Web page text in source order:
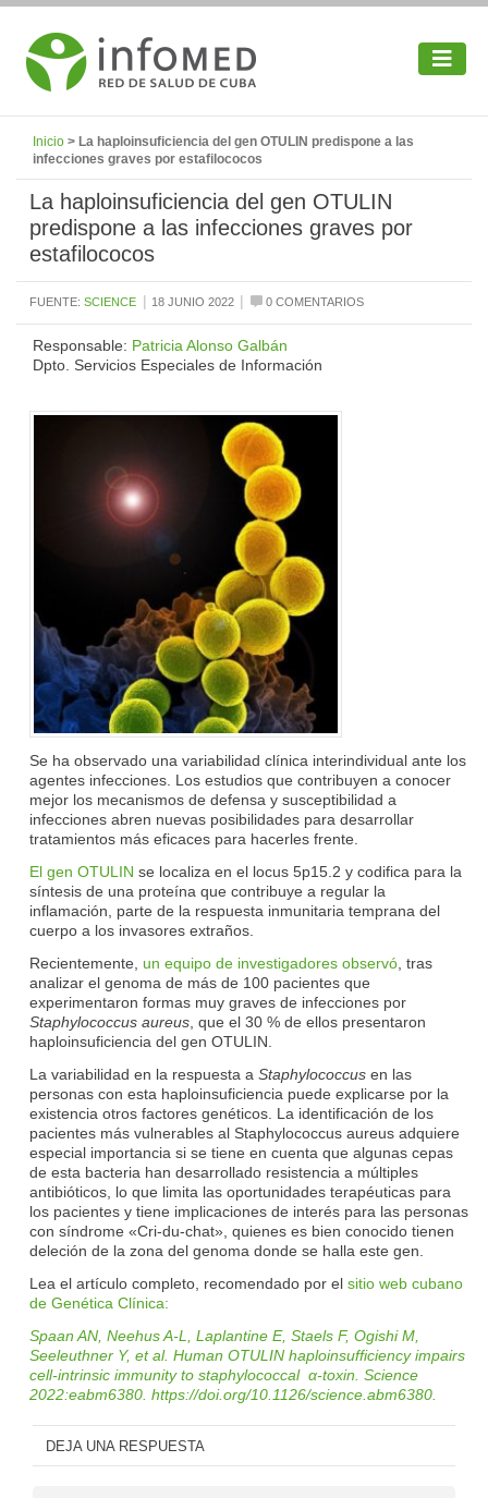
Inicio > La haploinsuficiencia del gen OTULIN predispone a las
infecciones graves por estafilococos
La haploinsuficiencia del gen OTULIN
predispone a las infecciones graves por
estafilococos
FUENTE: SCIENCE | 18 JUNIO 2022 | 0 COMENTARIOS
Responsable: Patricia Alonso Galbán
Dpto. Servicios Especiales de Información
Se ha observado una variabilidad clínica interindividual ante los
agentes infecciones. Los estudios que contribuyen a conocer
mejor los mecanismos de defensa y susceptibilidad a
infecciones abren nuevas posibilidades para desarrollar
tratamientos más eficaces para hacerles frente.
El gen OTULIN se localiza en el locus 5p15.2 y codifica para la
síntesis de una proteína que contribuye a regular la
inflamación, parte de la respuesta inmunitaria temprana del
cuerpo a los invasores extraños.
Recientemente, un equipo de investigadores observó , tras
analizar el genoma de más de 100 pacientes que
experimentaron formas muy graves de infecciones por
Staphylococcus aureus , que el 30 % de ellos presentaron
haploinsuficiencia del gen OTULIN.
La variabilidad en la respuesta a Staphylococcus en las
personas con esta haploinsuficiencia puede explicarse por la
existencia otros factores genéticos. La identificación de los
pacientes más vulnerables al Staphylococcus aureus adquiere
especial importancia si se tiene en cuenta que algunas cepas
de esta bacteria han desarrollado resistencia a múltiples
antibióticos, lo que limita las oportunidades terapéuticas para
los pacientes y tiene implicaciones de interés para las personas
con síndrome «Cri-du-chat», quienes es bien conocido tienen
deleción de la zona del genoma donde se halla este gen.
Lea el artículo completo, recomendado por el sitio web cubano
de Genética Clínica:
Spaan AN, Neehus A-L, Laplantine E, Staels F, Ogishi M,
Seeleuthner Y, et al. Human OTULIN haploinsufficiency impairs
cell-intrinsic immunity to staphylococcal α-toxin. Science
2022:eabm6380. https://doi.org/10.1126/science.abm6380.
DEJA UNA RESPUESTA